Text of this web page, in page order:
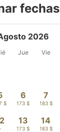
fechas
2026
Jue Vie
$
6
173 $
7
183 $
13
173 $
14
183 $